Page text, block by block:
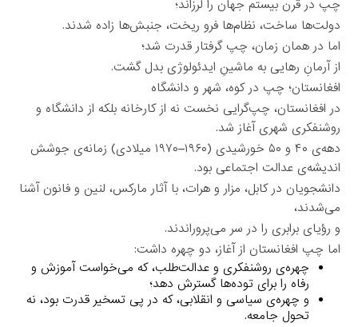
چپ در قرن بیستم جهان را لرزاند؛
دولت‌ها ساخت، نظام‌ها فرو ریخت، جنبش‌ها زاده شدند.
اما در همان زمان، چپ گرفتار قدرت شد؛
از آرمانِ رهایی به ماشینِ ایدئولوژی بدل گشت.
افغانستان؛ چپ در کوه، شهر و دانشگاه
در افغانستان، چپ‌گرایی نخست نه از کارخانه بلکه از دانشگاه و
روشنفکری شهری آغاز شد.
دهه‌ی ۴۰ و ۵۰ خورشیدی (۱۹۶۰–۱۹۷۰ میلادی) زمانه‌ی جوشش
اندیشه‌ی عدالت اجتماعی بود.
دانشجویان در کابل، مزار و هرات، با آثار مارکس، لنین و فانون آشنا
می‌شدند،
و رؤیای برابری را در سر می‌پروراندند.
اما چپ افغانستان از آغاز، دو چهره داشت:
چهره‌ی روشنفکری و عدالت‌طلب، که می‌خواست آموزش و
رفاه را برای توده‌ها گسترش دهد؛
و چهره‌ی سیاسی و انقلابی، که در پی تسخیر قدرت بود، نه
تحول جامعه.